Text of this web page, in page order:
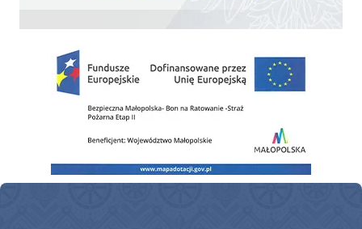
Zakup fabrycznie nowego, średniego samochodu ratowniczo-gaśniczego z